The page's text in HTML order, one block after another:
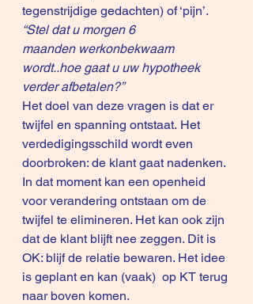
tegenstrijdige gedachten) of ‘pijn’.
“Stel dat u morgen 6
maanden werkonbekwaam
wordt..hoe gaat u uw hypotheek
verder afbetalen?”
Het doel van deze vragen is dat er
twijfel en spanning ontstaat. Het
verdedigingsschild wordt even
doorbroken: de klant gaat nadenken.
In dat moment kan een openheid
voor verandering ontstaan om de
twijfel te elimineren. Het kan ook zijn
dat de klant blijft nee zeggen. Dit is
OK: blijf de relatie bewaren. Het idee
is geplant en kan (vaak)  op KT terug
naar boven komen.